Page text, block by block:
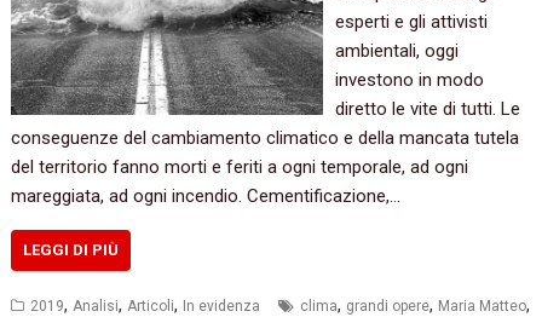
esperti e gli attivisti
ambientali, oggi
investono in modo
diretto le vite di tutti. Le
conseguenze del cambiamento climatico e della mancata tutela
del territorio fanno morti e feriti a ogni temporale, ad ogni
mareggiata, ad ogni incendio. Cementificazione,…
LEGGI DI PIÙ
2019, Analisi, Articoli, In evidenza clima, grandi opere, Maria Matteo,